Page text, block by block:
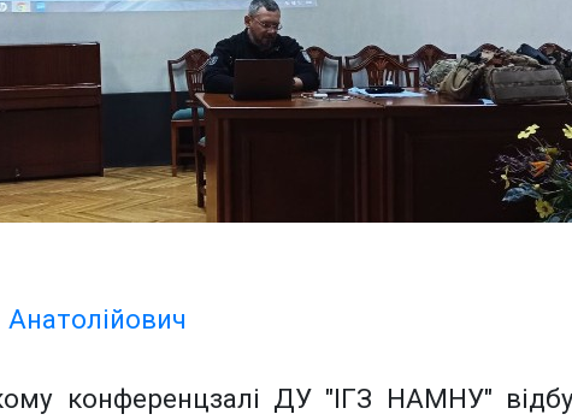
конференцзалі ДУ "ІГЗ НАМНУ"